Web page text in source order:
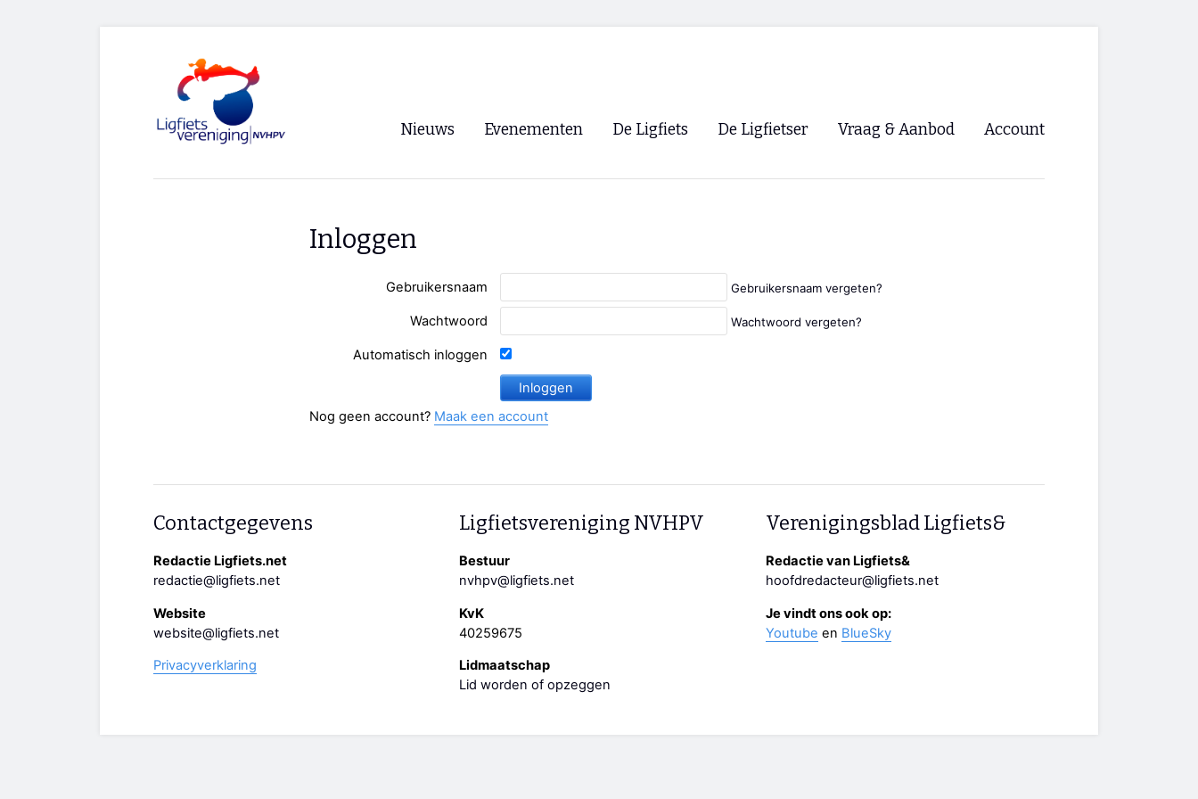
Nieuws Evenementen
Paastreffen
Oliebollentocht
De Ligfiets De Ligfietser
Lokale Fietsverenigingen
Vraag & Aanbod Account
Inloggen
Gebruikersnaam Gebruikersnaam vergeten?
Wachtwoord Wachtwoord vergeten?
Automatisch inloggen
Nog geen account? Maak een account
Contactgegevens
Redactie Ligfiets.net
redactie@ligfiets.net
Website
website@ligfiets.net
Privacyverklaring
Ligfietsvereniging NVHPV
Bestuur
nvhpv@ligfiets.net
KvK
40259675
Lidmaatschap
Lid worden of opzeggen
Verenigingsblad Ligfiets&
Redactie van Ligfiets&
hoofdredacteur@ligfiets.net
Je vindt ons ook op:
Youtube en BlueSky